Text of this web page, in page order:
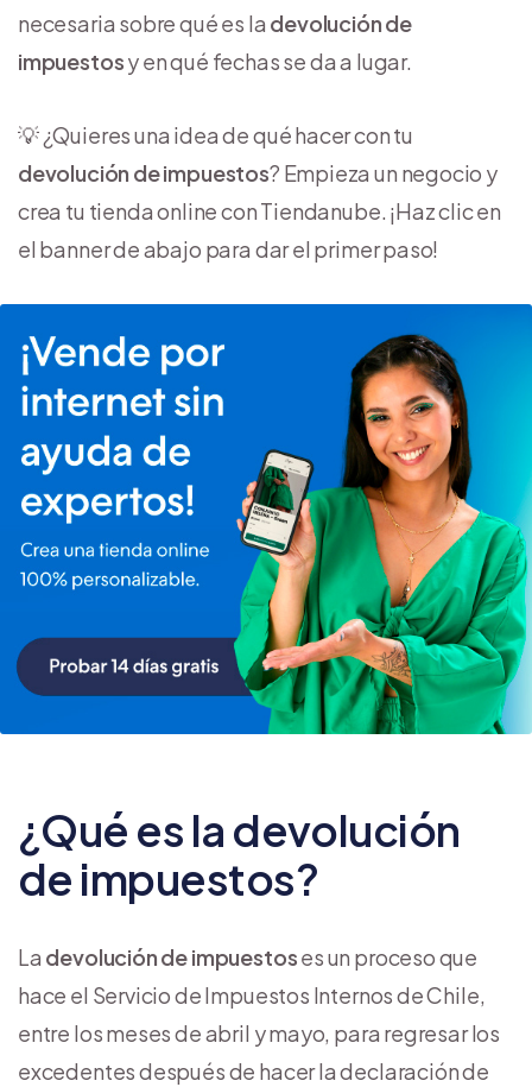
necesaria sobre qué es la devolución de
impuestosy en qué fechas se da a lugar.
💡 ¿Quieres una idea de qué hacer con tu
devolución de impuestos? Empieza un negocio y
crea tu tienda online con Tiendanube. ¡Haz clic en
el banner de abajo para dar el primer paso!
¿Qué es la devolución
de impuestos?
La devolución de impuestoses un proceso que
hace el Servicio de Impuestos Internos de Chile,
entre los meses de abril y mayo, para regresar los
excedentes después de hacer la declaración de